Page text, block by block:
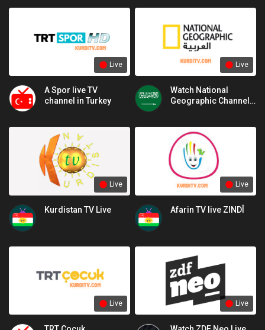
Live
A Spor live TV
channel in Turkey
Live
Watch National
Geographic Channel
Live
Kurdistan TV Live
Live
Afarin TV live ZINDÎ
Live Live